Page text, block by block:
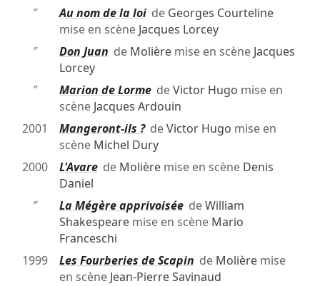
″
Au nom de la loide Georges Courteline
mise en scène Jacques Lorcey
″
Don Juan de Molièremise en scène Jacques
Lorcey
″
Marion de LormedeVictor Hugo mise en
scène Jacques Ardouin
2001
Mangeront-ils ?deVictor Hugo mise en
scène Michel Dury
2000
L'Avarede Molièremise en scène Denis
Daniel
″
La Mégère apprivoiséedeWilliam
Shakespearemise en scène Mario
Franceschi
1999
Les Fourberies de Scapin de Molièremise
en scène Jean-Pierre Savinaud